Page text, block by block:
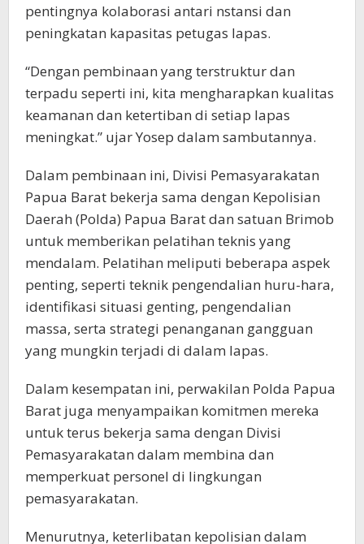
pentingnya kolaborasi antari nstansi dan
peningkatan kapasitas petugas lapas.
“Dengan pembinaan yang terstruktur dan
terpadu seperti ini, kita mengharapkan kualitas
keamanan dan ketertiban di setiap lapas
meningkat.” ujar Yosep dalam sambutannya.
Dalam pembinaan ini, Divisi Pemasyarakatan
Papua Barat bekerja sama dengan Kepolisian
Daerah (Polda) Papua Barat dan satuan Brimob
untuk memberikan pelatihan teknis yang
mendalam. Pelatihan meliputi beberapa aspek
penting, seperti teknik pengendalian huru-hara,
identifikasi situasi genting, pengendalian
massa, serta strategi penanganan gangguan
yang mungkin terjadi di dalam lapas.
Dalam kesempatan ini, perwakilan Polda Papua
Barat juga menyampaikan komitmen mereka
untuk terus bekerja sama dengan Divisi
Pemasyarakatan dalam membina dan
memperkuat personel di lingkungan
pemasyarakatan.
Menurutnya, keterlibatan kepolisian dalam